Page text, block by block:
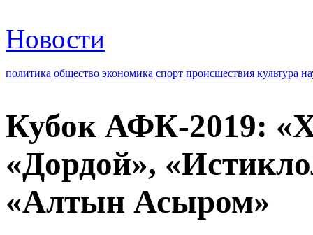
Новости
политика общество экономика спорт происшествия культура
Кубок АФК-2019:
«Дордой»,
«Алтын Асыром»